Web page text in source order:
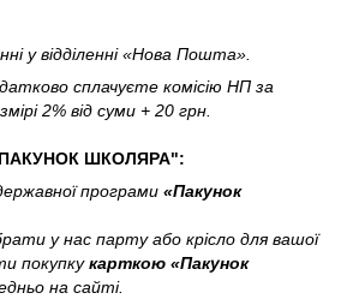
у відділенні «Нова Пошта».
сплачуєте комісію НП за
2% від суми + 20 грн.
ШКОЛЯРА":
програми «Пакунок
у нас парту або крісло для вашої
покупкукарткою «Пакунок
на сайті.